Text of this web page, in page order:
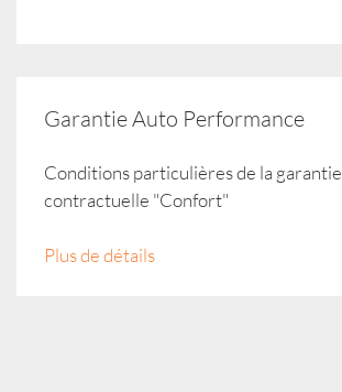
Garantie Auto Performance
Conditions particulières de la garantie
contractuelle "Confort"
Plus de détails